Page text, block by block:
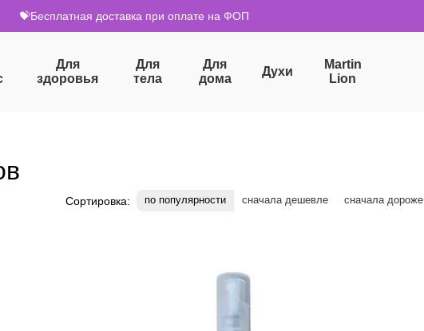
💝Бесплатная доставка при оплате на ФОП
Для
здоровья
Для
тела
Для
дома
Духи
Martin
Lion
Сортировка: по популярности сначала дешевле сначала дороже